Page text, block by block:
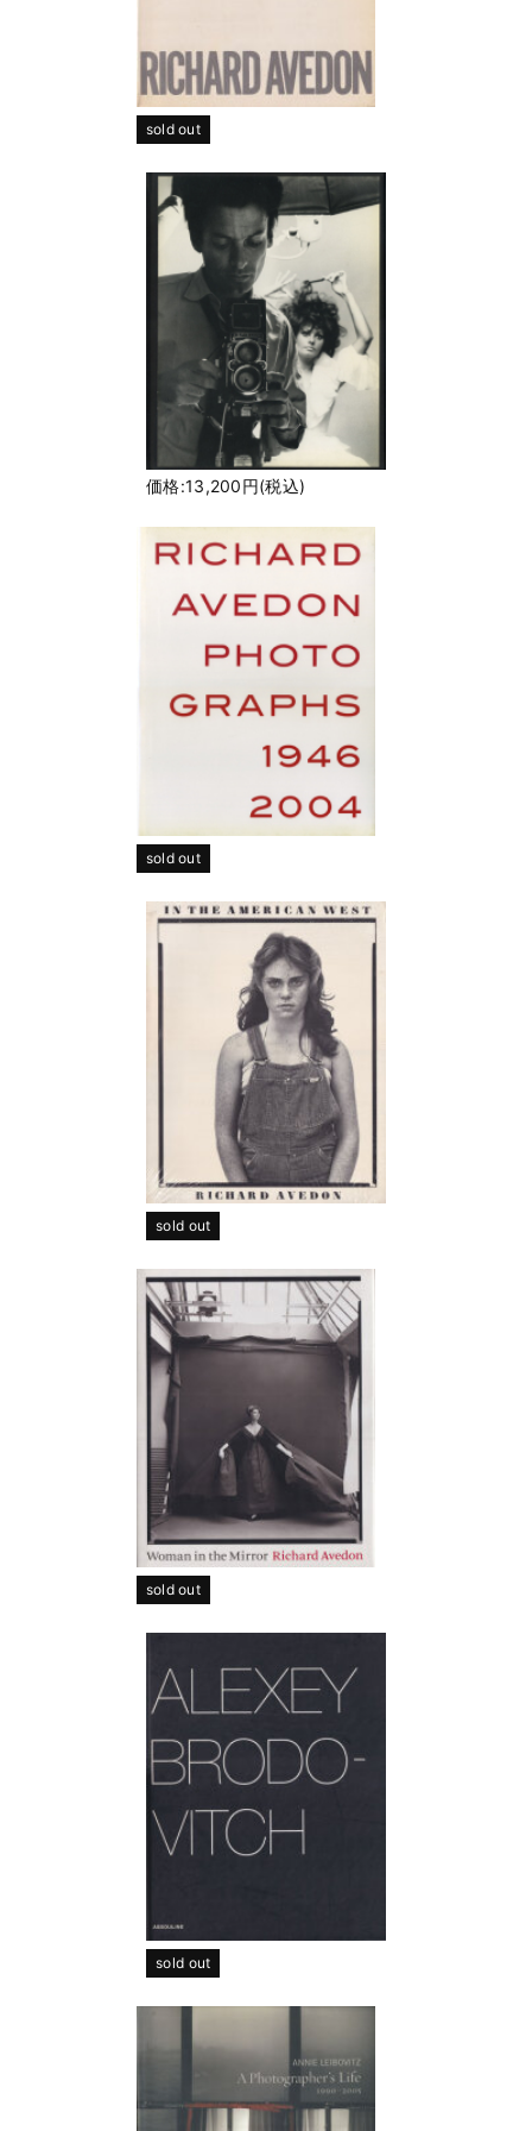
sold out
価格:13,200円(税込)
sold out
sold out
sold out
sold out